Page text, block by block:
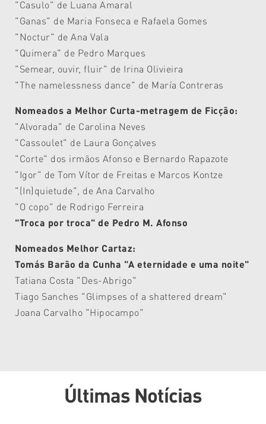
"Casulo" de Luana Amaral
"Ganas" de Maria Fonseca e Rafaela Gomes
"Noctur" de Ana Vala
"Quimera" de Pedro Marques
"Semear, ouvir, fluir" de Irina Olivieira
"The namelessness dance" de María Contreras
Nomeados a Melhor Curta-metragem de Ficção:
"Alvorada" de Carolina Neves
"Cassoulet" de Laura Gonçalves
"Corte" dos irmãos Afonso e Bernardo Rapazote
"Igor" de Tom Vítor de Freitas e Marcos Kontze
"(In)quietude", de Ana Carvalho
"O copo" de Rodrigo Ferreira
"Troca por troca" de Pedro M. Afonso
Nomeados Melhor Cartaz:
Tomás Barão da Cunha "A eternidade e uma noite"
Tatiana Costa "Des-Abrigo"
Tiago Sanches "Glimpses of a shattered dream"
Joana Carvalho "Hipocampo"
Últimas Notícias